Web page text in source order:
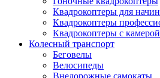
Квадрокоптеры для
Квадрокоптеры
Квадрокоптеры с камерой
Колесный транспорт
Беговелы
Велосипеды
Внедорожные самокаты